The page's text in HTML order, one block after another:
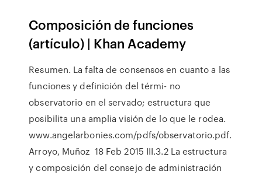
Composición de funciones
(artículo) | Khan Academy
Resumen. La falta de consensos en cuanto a las
funciones y definición del térmi- no
observatorio en el servado; estructura que
posibilita una amplia visión de lo que le rodea.
www.angelarbonies.com/pdfs/observatorio.pdf.
Arroyo, Muñoz 18 Feb 2015 III.3.2 La estructura
y composición del consejo de administración